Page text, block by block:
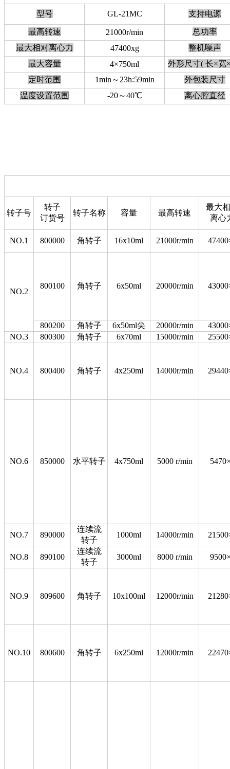
型号 GL-21MC 支持电源
最高转速 21000r/min
总功率
最大相对离心力
47400xg
整机噪声
最大容量
4×750ml
外形尺寸( 长×宽
定时范围
1min～23h:59min
外包装尺寸
温度设置范围
-20～40℃ 离心腔直径
转子号
转子
订货号
转子名称 容量 最高转速
最大
离心
NO.1 800000 角转子 16x10ml 21000r/min
NO.2
800100 角转子 6x50ml 20000r/min
800200 角转子 6x50ml尖 20000r/min
NO.3
800300 角转子 6x70ml 15000r/min
NO.4 800400 角转子 4x250ml 14000r/min
NO.6 850000 水平转子 4x750ml 5000 r/min
NO.7 890000
连续流
转子
1000ml 14000r/min
NO.8 890100
连续流
转子
3000ml 8000 r/min
NO.9 809600 角转子 10x100ml 12000r/min
NO.10 800600 角转子 6x250ml 12000r/min